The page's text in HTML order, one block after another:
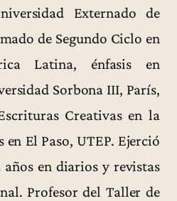
Externado de
de Segundo Ciclo en
Latina, énfasis en
Sorbona III, París,
Creativas en la
en El Paso, UTEP. Ejerció
en diarios y revistas
Profesor del Taller de